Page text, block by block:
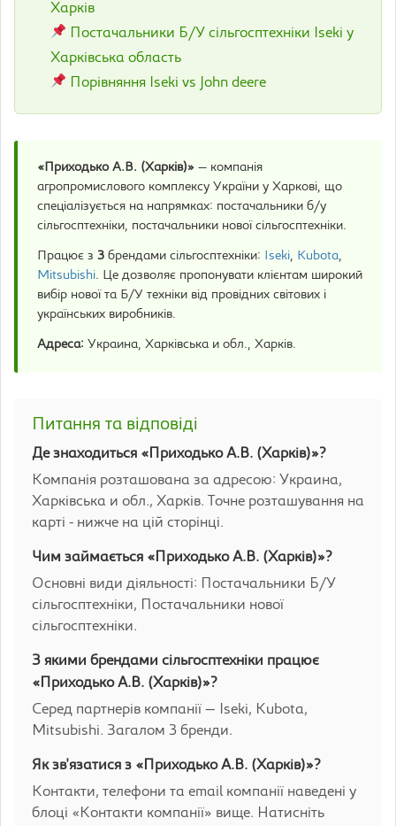
Харків
Постачальники Б/У сільгосптехніки Iseki у
Харківська область
Порівняння Iseki vs John deere
«Приходько А.В. (Харків)» — компанія
агропромислового комплексу України у Харкові, що
спеціалізується на напрямках: постачальники б/у
сільгосптехніки, постачальники нової сільгосптехніки.
Працює з 3 брендами сільгосптехніки: Iseki, Kubota,
Mitsubishi. Це дозволяє пропонувати клієнтам широкий
вибір нової та Б/У техніки від провідних світових і
українських виробників.
Адреса: Украина, Харківська и обл., Харків.
Питання та відповіді
Де знаходиться «Приходько А.В. (Харків)»?
Компанія розташована за адресою: Украина,
Харківська и обл., Харків. Точне розташування на
карті - нижче на цій сторінці.
Чим займається «Приходько А.В. (Харків)»?
Основні види діяльності: Постачальники Б/У
сільгосптехніки, Постачальники нової
сільгосптехніки.
З якими брендами сільгосптехніки працює
«Приходько А.В. (Харків)»?
Серед партнерів компанії — Iseki, Kubota,
Mitsubishi. Загалом 3 бренди.
Як зв'язатися з «Приходько А.В. (Харків)»?
Контакти, телефони та email компанії наведені у
блоці «Контакти компанії» вище. Натисніть